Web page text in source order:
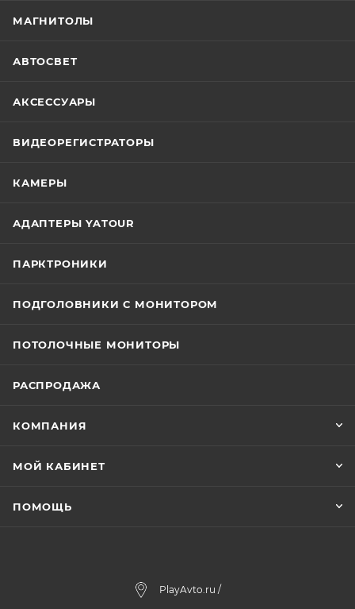
МАГНИТОЛЫ
АВТОСВЕТ
АКСЕССУАРЫ
ВИДЕОРЕГИСТРАТОРЫ
КАМЕРЫ
АДАПТЕРЫ YATOUR
ПАРКТРОНИКИ
ПОДГОЛОВНИКИ С МОНИТОРОМ
ПОТОЛОЧНЫЕ МОНИТОРЫ
РАСПРОДАЖА
КОМПАНИЯ
МОЙ КАБИНЕТ
ПОМОЩЬ
PlayAvto.ru /